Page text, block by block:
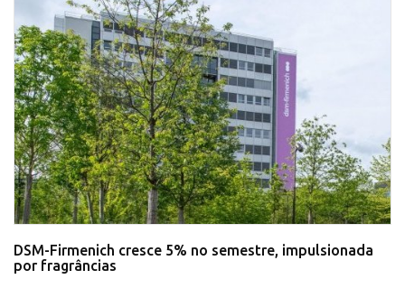
DSM-Firmenich cresce 5% no semestre, impulsionada
por fragrâncias